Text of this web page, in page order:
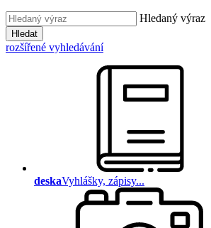
Hledaný výraz
Hledat
rozšířené vyhledávání
deskaVyhlášky, zápisy...